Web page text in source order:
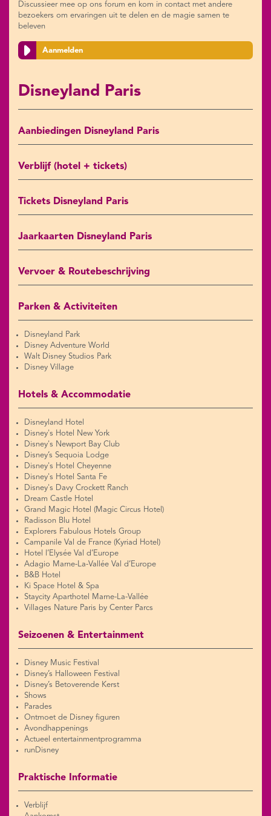
Discussieer mee op ons forum en kom in contact met andere
bezoekers om ervaringen uit te delen en de magie samen te
beleven
Aanmelden
Disneyland Paris
Aanbiedingen Disneyland Paris
Verblijf (hotel + tickets)
Tickets Disneyland Paris
Jaarkaarten Disneyland Paris
Vervoer & Routebeschrijving
Parken & Activiteiten
Disneyland Park
Disney Adventure World
Walt Disney Studios Park
Disney Village
Hotels & Accommodatie
Disneyland Hotel
Disney's Hotel New York
Disney's Newport Bay Club
Disney’s Sequoia Lodge
Disney's Hotel Cheyenne
Disney's Hotel Santa Fe
Disney's Davy Crockett Ranch
Dream Castle Hotel
Grand Magic Hotel (Magic Circus Hotel)
Radisson Blu Hotel
Explorers Fabulous Hotels Group
Campanile Val de France (Kyriad Hotel)
Hotel l’Elysée Val d’Europe
Adagio Marne-La-Vallée Val d’Europe
B&B Hotel
Ki Space Hotel & Spa
Staycity Aparthotel Marne-La-Vallée
Villages Nature Paris by Center Parcs
Seizoenen & Entertainment
Disney Music Festival
Disney’s Halloween Festival
Disney’s Betoverende Kerst
Shows
Parades
Ontmoet de Disney figuren
Avondhappenings
Actueel entertainmentprogramma
runDisney
Praktische Informatie
Verblijf